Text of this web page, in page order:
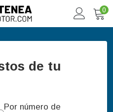
0
de tu
Por número de